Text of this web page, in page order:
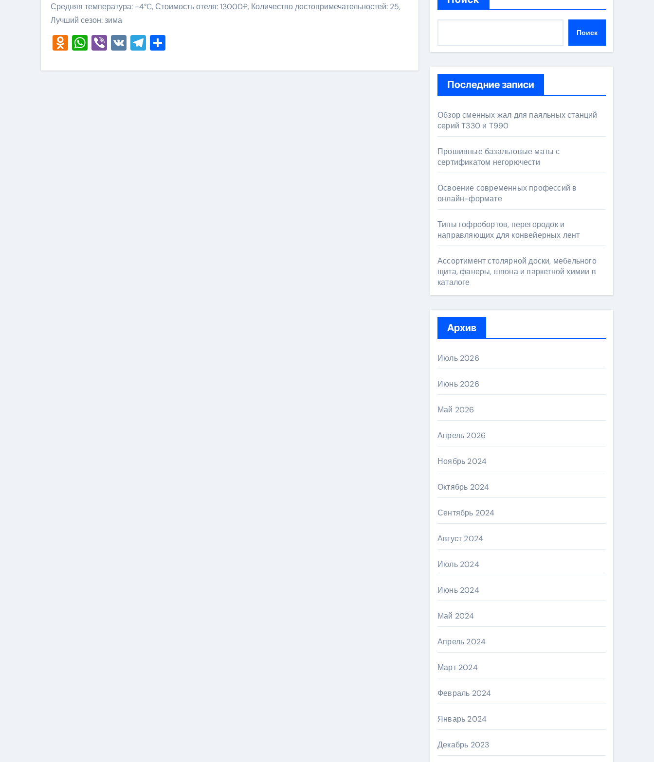
Средняя температура: -4°C, Стоимость отеля: 13000₽, Количество достопримечательностей: 25,
Лучший сезон: зима
Odnoklassniki
WhatsApp
Viber
VKTelegram Поиск
Последние записи
Обзор сменных жал для паяльных станций
серий T330 и T990
Прошивные базальтовые маты с
сертификатом негорючести
Освоение современных профессий в
онлайн-формате
Типы гофробортов, перегородок и
направляющих для конвейерных лент
Ассортимент столярной доски, мебельного
щита, фанеры, шпона и паркетной химии в
каталоге
Архив
Июль 2026
Июнь 2026
Май 2026
Апрель 2026
Ноябрь 2024
Октябрь 2024
Сентябрь 2024
Август 2024
Июль 2024
Июнь 2024
Май 2024
Апрель 2024
Март 2024
Февраль 2024
Январь 2024
Декабрь 2023